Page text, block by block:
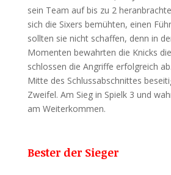
sein Team auf bis zu 2
sich die Sixers bemühten, einen
sollten sie nicht schaffen, denn in
Momenten bewahrten die Knicks
schlossen die Angriffe erfolgreich
Mitte des Schlussabschnittes
Zweifel. Am Sieg in Spielk 3 und
am Weiterkommen.
Bester der Sieger